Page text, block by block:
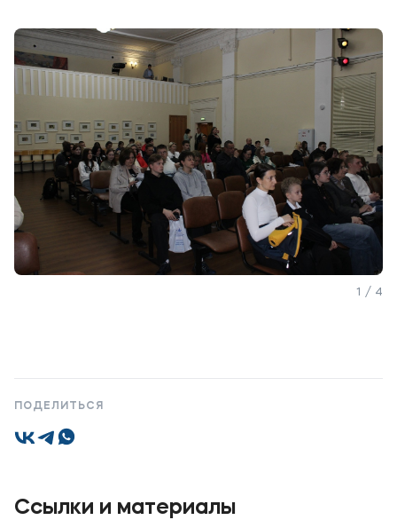
Контакты
Банковские реквизиты
Карьера
Приемная комиссия
+7 (495) 221-10-01
+7 (800) 200-80-66
Банковские реквизиты
Мы в соцсетях
1 / 4
ПОДЕЛИТЬСЯ
Ссылки и материалы